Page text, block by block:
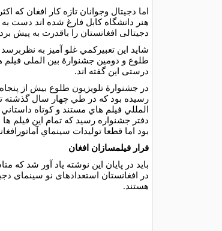
اما دجيتال وجوانان تازه كار افغان كه
هنر دانشگاه كابل فارغ شده اند دست
دجيتالى افغانستان را باقدرت به پيش
شايد اين تعبيركمي غلو آميز به
طلوع و دومين جشنوارۀ بين الملى
درستى اين گفته اند.
در جشنوارۀ تلويزيون طلوع بيش از
رسيده بود كه در طي چهار سال گذشته
المللي فيلم هاي مستند و كوتاه
دفتر جشنواره رسيد كه تمام اين
بود اما قطعا توليدات سينماي
فرار فيلمسازان افغان
بايد در پايان اين نوشته ياد آور شد كه
در افغانستان استعدادهاى نو سينماى
هستند.